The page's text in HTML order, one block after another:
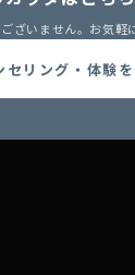
ざいません。お気軽
セリング・体験